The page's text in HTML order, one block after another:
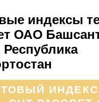
индексы
ОАО
Республика
ИНДЕКС